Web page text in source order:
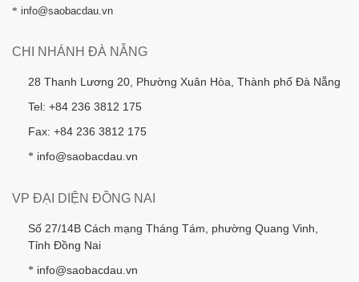
* info@saobacdau.vn
CHI NHÁNH ĐÀ NẴNG
28 Thanh Lương 20, Phường Xuân Hòa, Thành phố Đà Nẵng
Tel: +84 236 3812 175
Fax: +84 236 3812 175
* info@saobacdau.vn
VP ĐẠI DIỆN ĐỒNG NAI
Số 27/14B Cách mạng Tháng Tám, phường Quang Vinh,
Tỉnh Đồng Nai
* info@saobacdau.vn